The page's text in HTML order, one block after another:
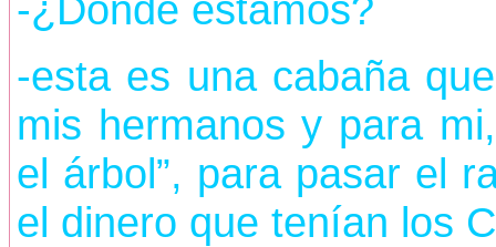
-esta es una cabaña
mis hermanos y para
el árbol”, para pasar el
el dinero que tenían los